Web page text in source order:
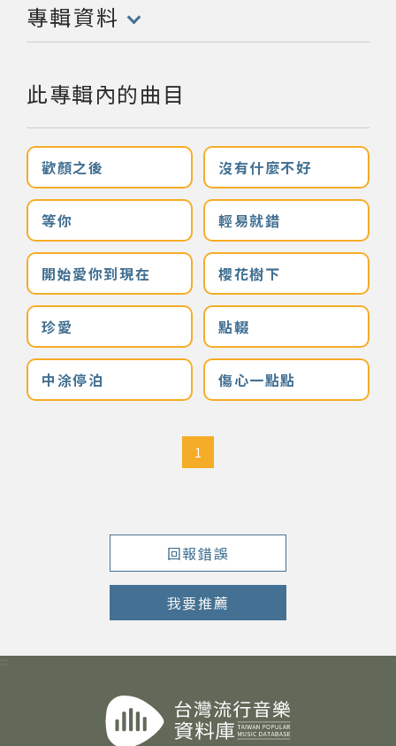
專輯資料
(點擊開啟/收合以下內容)
此專輯內的曲目
歡顏之後 沒有什麼不好
等你 輕易就錯
開始愛你到現在 櫻花樹下
珍愛 點輟
中涂停泊 傷心一點點
1
回報錯誤
我要推薦
:::
關於資料庫
音樂空間
音樂獎項
組織協會
曲目統計表
臺北流行音樂中心
隱私權保護政策
著作權及免責聲明